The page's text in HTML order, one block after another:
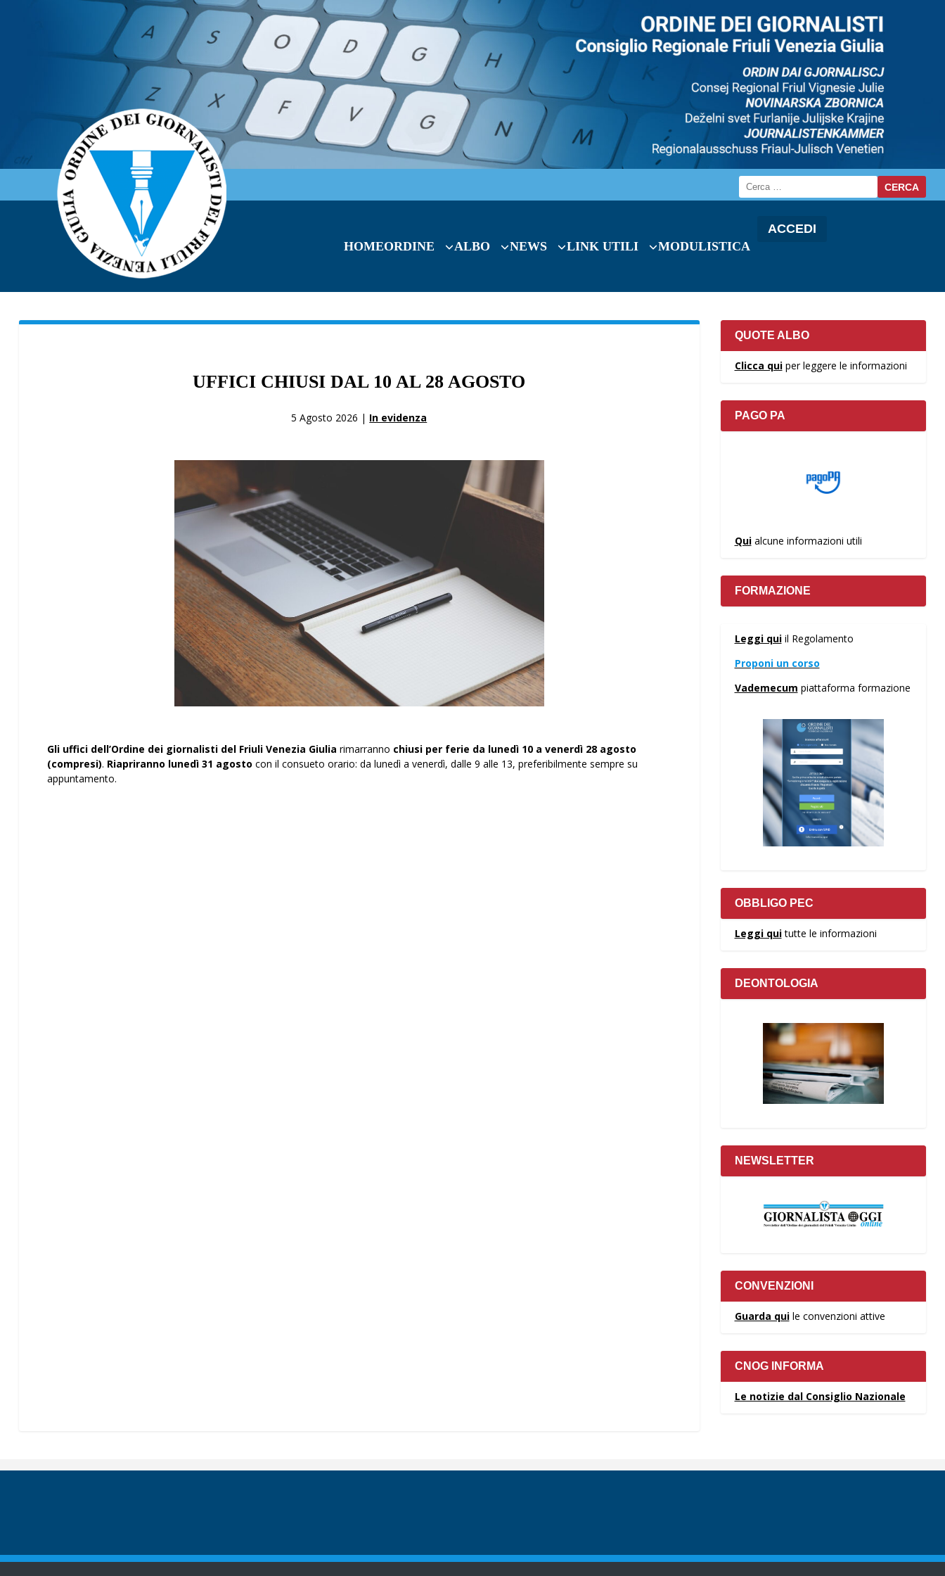
HOMEORDINE ALBO NEWS LINK UTILI MODULISTICA
ACCEDI
UFFICI CHIUSI DAL 10 AL 28 AGOSTO
5 Agosto 2026 | In evidenza
Gli uffici dell’Ordine dei giornalisti del Friuli Venezia Giulia rimarranno chiusi per ferie da lunedì 10 a venerdì 28 agosto
(compresi). Riapriranno lunedì 31 agosto con il consueto orario: da lunedì a venerdì, dalle 9 alle 13, preferibilmente sempre su
appuntamento.
QUOTE ALBO
Clicca quiper leggere le informazioni
PAGO PA
Quialcune informazioni utili
FORMAZIONE
Leggi quiil Regolamento
Proponi un corso
Vademecum piattaforma formazione
OBBLIGO PEC
Leggi quitutte le informazioni
DEONTOLOGIA
NEWSLETTER
CONVENZIONI
Guarda quile convenzioni attive
CNOG INFORMA
Le notizie dal Consiglio Nazionale